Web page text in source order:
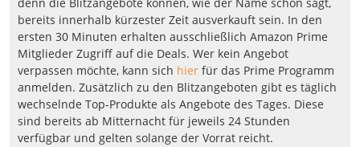
bereits innerhalb kürzester Zeit ausverkauft sein. In den
ersten 30 Minuten erhalten ausschließlich Amazon Prime
Mitglieder Zugriff auf die Deals. Wer kein Angebot
verpassen möchte, kann sich hier für das Prime Programm
anmelden. Zusätzlich zu den Blitzangeboten gibt es täglich
wechselnde Top-Produkte als Angebote des Tages. Diese
sind bereits ab Mitternacht für jeweils 24 Stunden
verfügbar und gelten solange der Vorrat reicht.